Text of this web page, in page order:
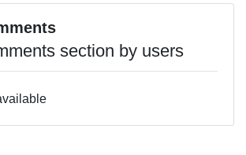
section by users